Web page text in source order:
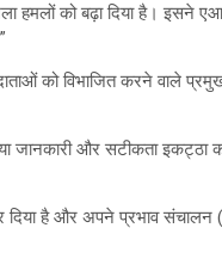
हमलों को बढ़ा दिया है। इसने
को विभाजित करने वाले
जानकारी और सटीकता इकट्ठा
दिया है और अपने प्रभाव